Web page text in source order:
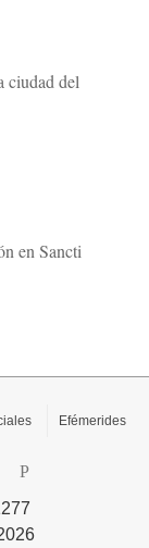
ciudad del
en Sancti
Efémerides
P